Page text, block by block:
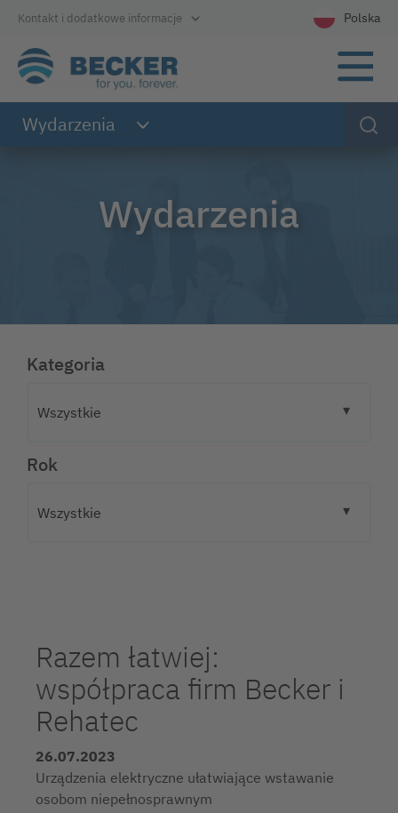
Bezpośrednio do nawigacji głównej
Bezpośrednio do treści
Bezpośrednio do stopki
Kontakt i dodatkowe informacje Polska
Wydarzenia
Wydarzenia
Kategoria
Rok
Razem łatwiej:
współpraca firm Becker i
Rehatec
26.07.2023
Urządzenia elektryczne ułatwiające wstawanie
osobom niepełnosprawnym